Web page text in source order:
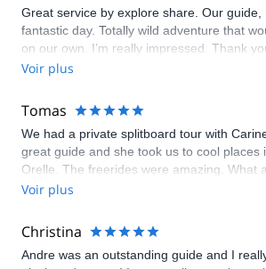
Great service by explore share. Our guide,
fantastic day. Totally wild adventure that
on our own. I’m really impressed. Thank
Voir plus
Tomas
We had a private splitboard tour with
great guide and she took us to cool places
Orelle. The freerides were amazing. What
really appreciate flexibility of Maison des
the day when we had booked.
Voir plus
Christina
Andre was an outstanding guide and I